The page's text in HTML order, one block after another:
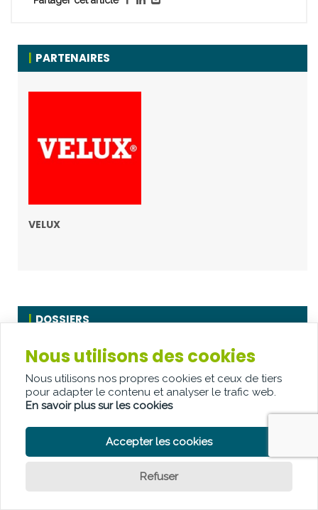
PARTENAIRES
VELUX
DOSSIERS
Docteur Daylight
INFOLETTRE ARCHITECTURA
Souhaitez-vous rester au courant de l'actualité de l'architecture
Nous utilisons des cookies
Nous utilisons nos propres cookies et ceux de tiers
pour adapter le contenu et analyser le trafic web.
En savoir plus sur les cookies
Accepter les cookies
Refuser